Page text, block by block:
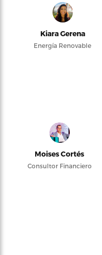
Kiara Gerena
Energía Renovable
Moises Cortés
Consultor Financiero